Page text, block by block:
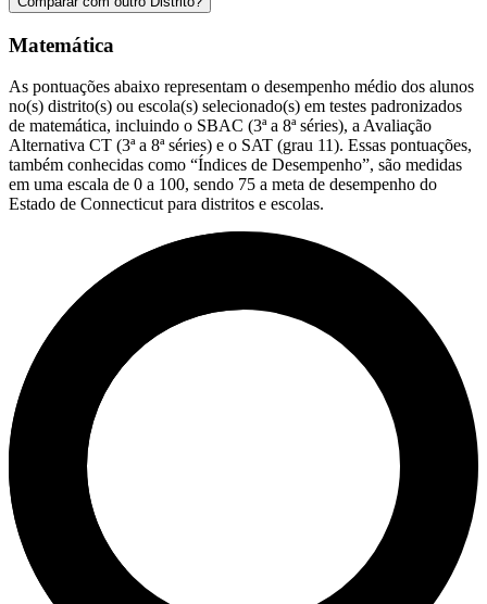
Matemática
As pontuações abaixo representam o desempenho médio dos alunos
no(s) distrito(s) ou escola(s) selecionado(s) em testes padronizados
de matemática, incluindo o SBAC (3ª a 8ª séries), a Avaliação
Alternativa CT (3ª a 8ª séries) e o SAT (grau 11). Essas pontuações,
também conhecidas como “Índices de Desempenho”, são medidas
em uma escala de 0 a 100, sendo 75 a meta de desempenho do
Estado de Connecticut para distritos e escolas.